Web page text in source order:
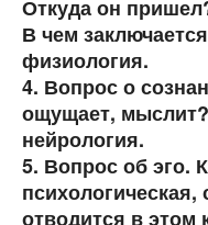
Откуда он
В чем
физиология.
4. Вопрос о
ощущает,
нейрология.
5. Вопрос об эго.
отводится в этом